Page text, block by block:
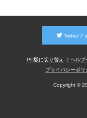
Twitterフ
PC版に切り替え ヘルプ
プライバシーポリ
Copyright ©